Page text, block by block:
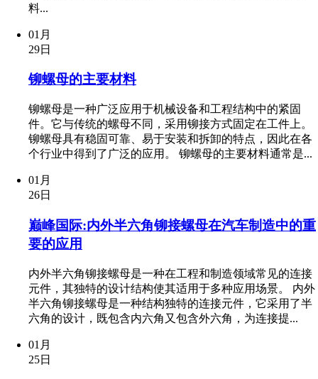
料...
01月
29日
铆螺母的主要材料
铆螺母是一种广泛应用于机械设备和工程结构中的紧固
件。它与传统的螺母不同，采用铆接方式固定在工件上。
铆螺母具有稳固可靠、易于安装和拆卸的特点，因此在各
个行业中得到了广泛的应用。 铆螺母的主要材料通常是...
01月
26日
巅峰国际:内外半六角铆接螺母在汽车制造中的重
要的应用
内外半六角铆接螺母是一种在工程和制造领域常见的连接
元件，其独特的设计结构使其适用于多种应用场景。 内外
半六角铆接螺母是一种结构独特的连接元件，它采用了半
六角的设计，既包含内六角又包含外六角，为连接提...
01月
25日